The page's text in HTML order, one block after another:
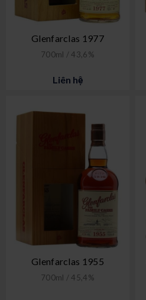
Glenfarclas 1977
700ml / 43,6%
Liên hệ
Glenfarclas 1955
700ml / 45,4%